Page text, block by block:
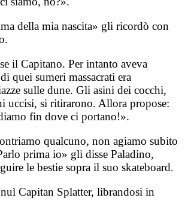
della mia nascita» gli ricordò con
il Capitano. Per intanto aveva
quei sumeri massacrati era
sulle dune. Gli asini dei cocchi,
uccisi, si ritirarono. Allora propose:
fin dove ci portano!».
qualcuno, non agiamo subito
prima io» gli disse Paladino,
le bestie sopra il suo skateboard.
Capitan Splatter, librandosi in